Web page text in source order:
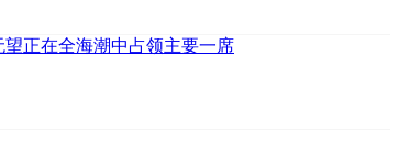
望正在全海潮中占领主要一席